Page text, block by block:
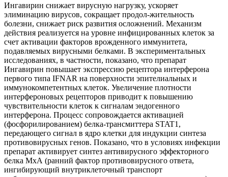
Ингавирин снижает вирусную нагрузку, ускоряет
элиминацию вирусов, сокращает продол-жительность
болезни, снижает риск развития осложнений. Механизм
действия реализуется на уровне инфицированных клеток за
счет активации факторов врожденного иммунитета,
подавляемых вирусными белками. В экспериментальных
исследованиях, в частности, показано, что препарат
Ингавирин повышает экспрессию рецептора интерферона
первого типа IFNAR на поверхности эпителиальных и
иммунокомпетентных клеток. Увеличение плотности
интерфероновых рецепторов приводит к повышению
чувствительности клеток к сигналам эндогенного
интерферона. Процесс сопровождается активацией
(фосфорилированием) белка-трансмиттера STAT1,
передающего сигнал в ядро клетки для индукции синтеза
противовирусных генов. Показано, что в условиях инфекции
препарат активирует синтез антивирусного эффекторного
белка МхА (ранний фактор противовирусного ответа,
ингибирующий внутриклеточный транспорт